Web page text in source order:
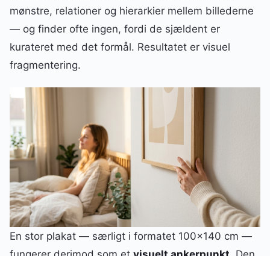
mønstre, relationer og hierarkier mellem billederne
— og finder ofte ingen, fordi de sjældent er
kurateret med det formål. Resultatet er visuel
fragmentering.
En stor plakat — særligt i formatet 100×140 cm —